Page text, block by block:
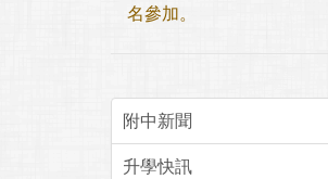
名參加。
附中新聞
升學快訊